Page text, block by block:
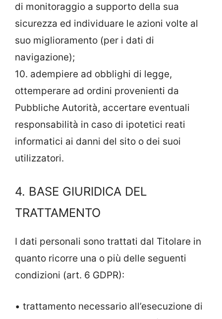
di monitoraggio a supporto della sua
sicurezza ed individuare le azioni volte al
suo miglioramento (per i dati di
navigazione);
10. adempiere ad obblighi di legge,
ottemperare ad ordini provenienti da
Pubbliche Autorità, accertare eventuali
responsabilità in caso di ipotetici reati
informatici ai danni del sito o dei suoi
utilizzatori.
4. BASE GIURIDICA DEL
TRATTAMENTO
I dati personali sono trattati dal Titolare in
quanto ricorre una o più delle seguenti
condizioni (art. 6 GDPR):
• trattamento necessario all’esecuzione di